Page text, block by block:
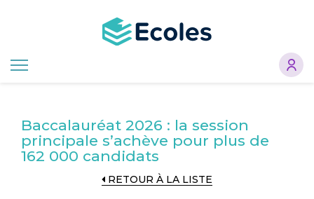
principal
Baccalauréat 2026 : la session
principale s’achève pour plus de
162 000 candidats
RETOUR À LA LISTE